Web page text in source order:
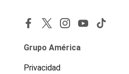
Grupo América
Privacidad